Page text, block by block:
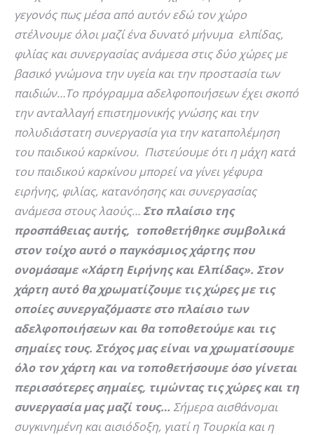
γεγονός πως μέσα από αυτόν εδώ τον χώρο
στέλνουμε όλοι μαζί ένα δυνατό μήνυμα ελπίδας,
φιλίας και συνεργασίας ανάμεσα στις δύο χώρες με
βασικό γνώμονα την υγεία και την προστασία των
παιδιών…Το πρόγραμμα αδελφοποιήσεων έχει σκοπό
την ανταλλαγή επιστημονικής γνώσης και την
πολυδιάστατη συνεργασία για την καταπολέμηση
του παιδικού καρκίνου. Πιστεύουμε ότι η μάχη κατά
του παιδικού καρκίνου μπορεί να γίνει γέφυρα
ειρήνης, φιλίας, κατανόησης και συνεργασίας
ανάμεσα στους λαούς…Στο πλαίσιο της
προσπάθειας αυτής, τοποθετήθηκε συμβολικά
στον τοίχο αυτό ο παγκόσμιος χάρτης που
ονομάσαμε «Χάρτη Ειρήνης και Ελπίδας». Στον
χάρτη αυτό θα χρωματίζουμε τις χώρες με τις
οποίες συνεργαζόμαστε στο πλαίσιο των
αδελφοποιήσεων και θα τοποθετούμε και τις
σημαίες τους. Στόχος μας είναι να χρωματίσουμε
όλο τον χάρτη και να τοποθετήσουμε όσο γίνεται
περισσότερες σημαίες, τιμώντας τις χώρες και τη
συνεργασία μας μαζί τους… Σήμερα αισθάνομαι
συγκινημένη και αισιόδοξη, γιατί η Τουρκία και η